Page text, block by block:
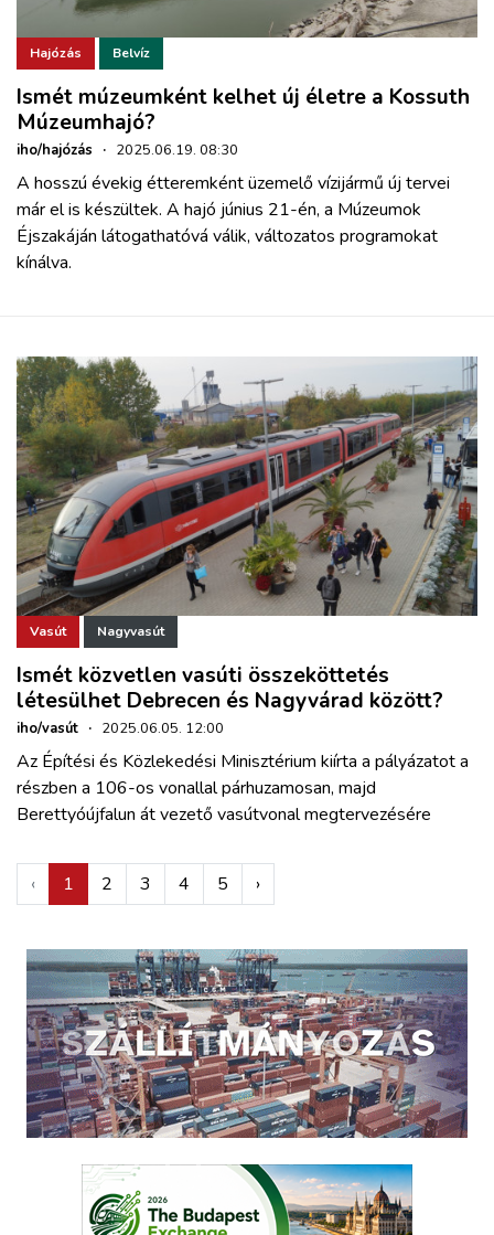
Hajózás Belvíz
Ismét múzeumként kelhet új életre a Kossuth
Múzeumhajó?
iho/hajózás · 2025.06.19. 08:30
A hosszú évekig étteremként üzemelő vízijármű új tervei
már el is készültek. A hajó június 21-én, a Múzeumok
Éjszakáján látogathatóvá válik, változatos programokat
kínálva.
Vasút Nagyvasút
Ismét közvetlen vasúti összeköttetés
létesülhet Debrecen és Nagyvárad között?
iho/vasút · 2025.06.05. 12:00
Az Építési és Közlekedési Minisztérium kiírta a pályázatot a
részben a 106-os vonallal párhuzamosan, majd
Berettyóújfalun át vezető vasútvonal megtervezésére
‹ 1 2 3 4 5 ›